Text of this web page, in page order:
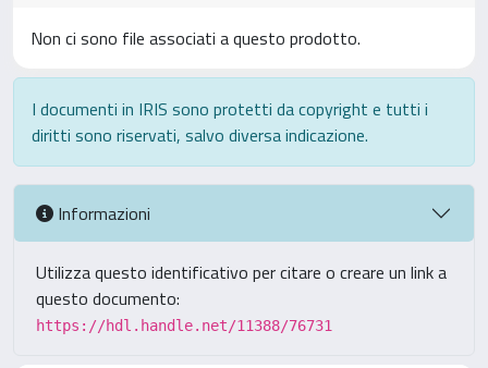
Non ci sono file associati a questo prodotto.
I documenti in IRIS sono protetti da copyright e tutti i
diritti sono riservati, salvo diversa indicazione.
Informazioni
Utilizza questo identificativo per citare o creare un link a
questo documento:
https://hdl.handle.net/11388/76731